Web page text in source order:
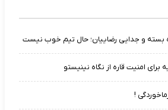
بسته و جدایی رضاییان؛ حال تیم خوب نیست
امنیت قاره از نگاه نینیستو
!